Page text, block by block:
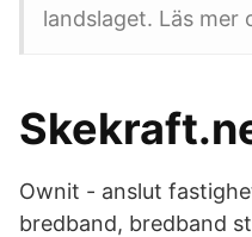
landslaget. Läs mer
Ownit - anslut
bredband, bredband